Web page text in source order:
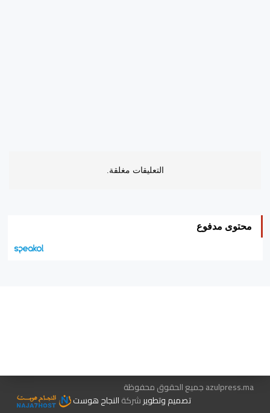
التعليقات مغلقة.
محتوى مدفوع
azulpress.ma جميع الحقوق محفوظة
تصميم وتطويرشركةالنجاح هوست